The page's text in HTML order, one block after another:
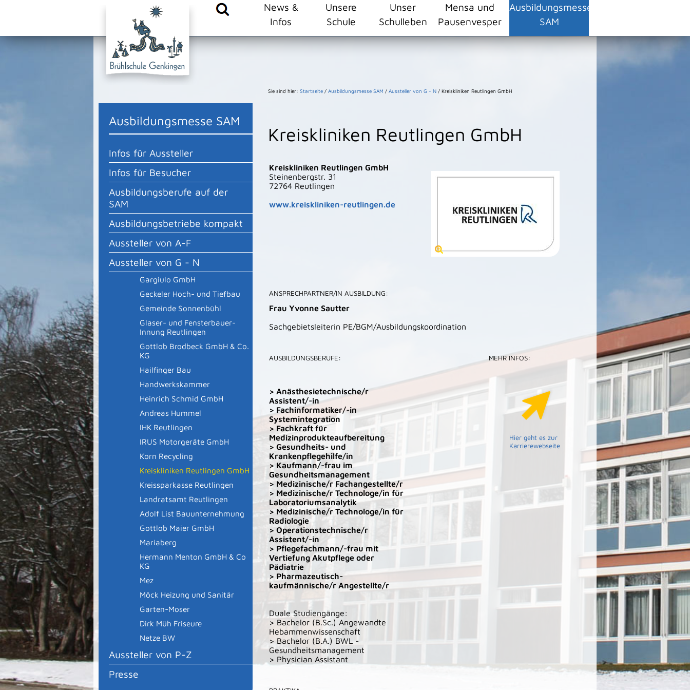
{comm.append("head.stylesheet.urls", "/site/Sonnenbuehl-Bruehlschule/resourceCached/24.2.0/css/master.css")}
News &
Infos
Unsere
Schule
Unser
Schulleben
Mensa und
Pausenvesper
Ausbildungsmesse
SAM
Ausbildungsmesse SAM
Infos für Aussteller
Infos für Besucher
Ausbildungsberufe auf der
SAM
Ausbildungsbetriebe kompakt
Aussteller von A-F
Aussteller von G - N
Gargiulo GmbH
Geckeler Hoch- und Tiefbau
Gemeinde Sonnenbühl
Glaser- und Fensterbauer-
Innung Reutlingen
Gottlob Brodbeck GmbH & Co.
KG
Hailfinger Bau
Handwerkskammer
Heinrich Schmid GmbH
Andreas Hummel
IHK Reutlingen
IRUS Motorgeräte GmbH
Korn Recycling
Kreiskliniken Reutlingen GmbH
Kreissparkasse Reutlingen
Landratsamt Reutlingen
Adolf List Bauunternehmung
Gottlob Maier GmbH
Mariaberg
Hermann Menton GmbH & Co
KG
Mez
Möck Heizung und Sanitär
Garten-Moser
Dirk Müh Friseure
Netze BW
Aussteller von P-Z
Presse
Sie sind hier: Startseite / Ausbildungsmesse SAM / Aussteller von G - N / Kreiskliniken Reutlingen GmbH
Kreiskliniken Reutlingen GmbH
Kreiskliniken Reutlingen GmbH
Steinenbergstr. 31
72764 Reutlingen
www.kreiskliniken-reutlingen.de
ANSPRECHPARTNER/IN AUSBILDUNG:
Frau Yvonne Sautter
Sachgebietsleiterin PE/BGM/Ausbildungskoordination
AUSBILDUNGSBERUFE: MEHR INFOS:
> Anästhesietechnische/r
Assistent/-in
> Fachinformatiker/-in
Systemintegration
> Fachkraft für
Medizinprodukteaufbereitung
> Gesundheits- und
Krankenpflegehilfe/in
> Kaufmann/-frau im
Gesundheitsmanagement
> Medizinische/r Fachangestellte/r
> Medizinische/r Technologe/in für
Laboratoriumsanalytik
> Medizinische/r Technologe/in für
Radiologie
> Operationstechnische/r
Assistent/-in
> Pflegefachmann/-frau mit
Vertiefung Akutpflege oder
Pädiatrie
> Pharmazeutisch-
kaufmännische/r Angestellte/r
Duale Studiengänge:
> Bachelor (B.Sc.) Angewandte
Hebammenwissenschaft
> Bachelor (B.A.) BWL -
Gesundheitsmanagement
> Physician Assistant
Hier geht es zur
Karrierewebseite